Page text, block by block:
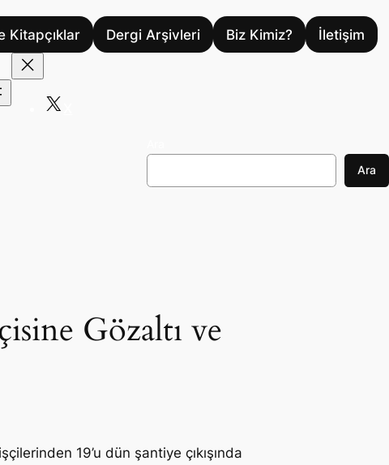
Kitapçıklar Dergi Arşivleri Biz Kimiz? İletişim
Ara
Gözaltı ve
19’u dün şantiye çıkışında